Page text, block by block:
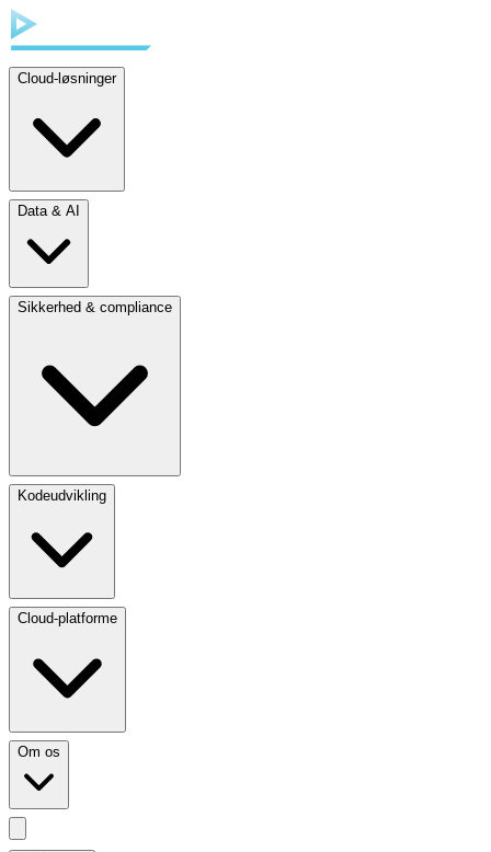
Cloud-løsninger
Data & AI
Sikkerhed & compliance
Kodeudvikling
Cloud-platforme
Om os